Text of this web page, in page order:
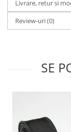
Livrare, retur si
Review-uri(0)
SE